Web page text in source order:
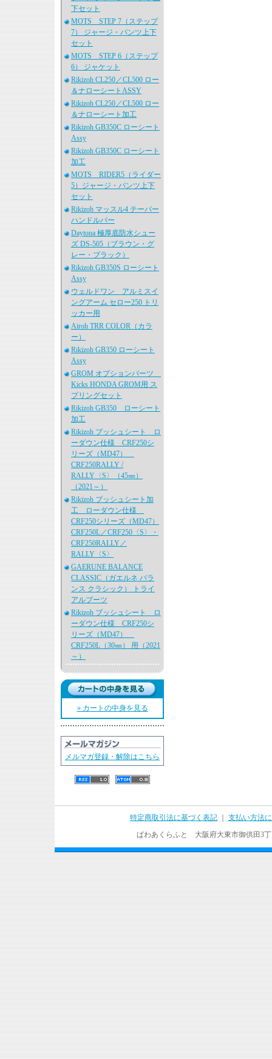
下セット
MOTS STEP 7（ステップ
7） ジャージ・パンツ上下
セット
MOTS STEP 6（ステップ
6） ジャケット
Rikizoh CL250／CL500 ロー
＆ナローシートASSY
Rikizoh CL250／CL500 ロー
＆ナローシート加工
Rikizoh GB350C ローシート
Assy
Rikizoh GB350C ローシート
加工
MOTS RIDER5（ライダー
5）ジャージ・パンツ上下
セット
Rikizoh マッスル4 テーパー
ハンドルバー
Daytona 極厚底防水シュー
ズ DS-505（ブラウン・グ
レー・ブラック）
Rikizoh GB350S ローシート
Assy
ウェルドワン アルミスイ
ングアーム セロー250 トリ
ッカー用
Airoh TRR COLOR（カラ
ー）
Rikizoh GB350 ローシート
Assy
GROM オプションパーツ
Kicks HONDA GROM用 ス
プリングセット
Rikizoh GB350 ローシート
加工
Rikizoh ブッシュシート ロ
ーダウン仕様 CRF250シ
リーズ（MD47）
CRF250RALLY /
RALLY〈S〉（45㎜）
（2021～）
Rikizoh ブッシュシート加
工 ローダウン仕様
CRF250シリーズ（MD47）
CRF250L／CRF250〈S〉・
CRF250RALLY／
RALLY〈S〉
GAERUNE BALANCE
CLASSIC（ガエルネ バラ
ンス クラシック） トライ
アルブーツ
Rikizoh ブッシュシート ロ
ーダウン仕様 CRF250シ
リーズ（MD47）
CRF250L（30㎜） 用（2021
～）
» カートの中身を見る
メルマガ登録・解除はこちら
特定商取引法に基づく表記
支払い方法
ぱわあくらふと 大阪府大東市御供田3